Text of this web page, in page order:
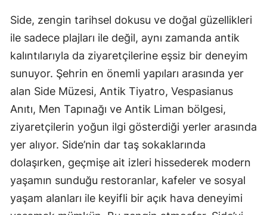
Side, zengin tarihsel dokusu ve doğal güzellikleri
ile sadece plajları ile değil, aynı zamanda antik
kalıntılarıyla da ziyaretçilerine eşsiz bir deneyim
sunuyor. Şehrin en önemli yapıları arasında yer
alan Side Müzesi, Antik Tiyatro, Vespasianus
Anıtı, Men Tapınağı ve Antik Liman bölgesi,
ziyaretçilerin yoğun ilgi gösterdiği yerler arasında
yer alıyor. Side’nin dar taş sokaklarında
dolaşırken, geçmişe ait izleri hissederek modern
yaşamın sunduğu restoranlar, kafeler ve sosyal
yaşam alanları ile keyifli bir açık hava deneyimi